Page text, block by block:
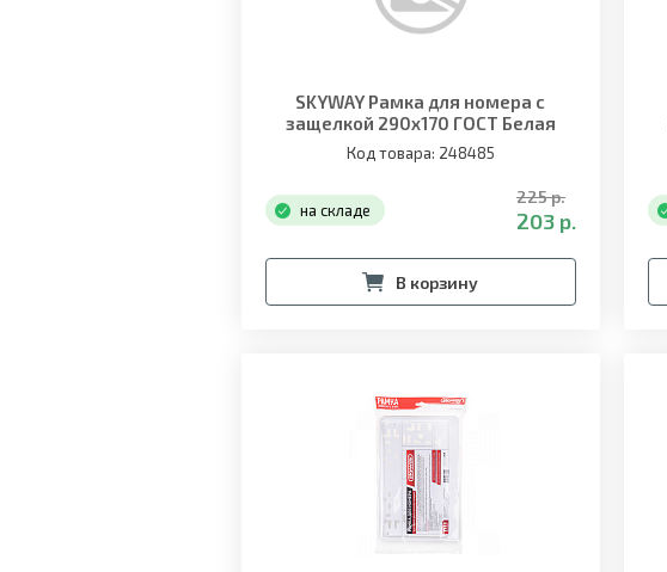
SKYWAY Рамка для номера с
защелкой 290х170 ГОСТ Белая
"АВТОНАРОДНЫЕ"
Код товара: 248485
на складе
225 р.
203 р.
В корзину